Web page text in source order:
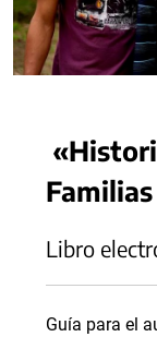
Libro
Guía para el